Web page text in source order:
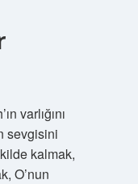
varlığını
sevgisini
kalmak,
O’nun